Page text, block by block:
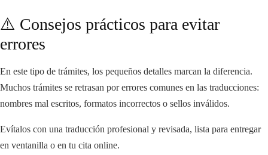
⚠️ Consejos prácticos para evitar
errores
En este tipo de trámites, los pequeños detalles marcan la diferencia.
Muchos trámites se retrasan por errores comunes en las traducciones:
nombres mal escritos, formatos incorrectos o sellos inválidos.
Evítalos con una traducción profesional y revisada, lista para entregar
en ventanilla o en tu cita online.